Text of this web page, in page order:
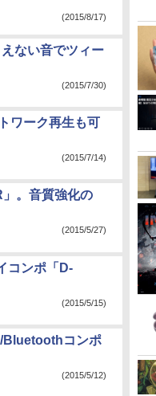
(2015/8/17)
ない音でツィー
(2015/7/30)
ワーク再生も可
(2015/7/14)
。音質強化の
(2015/5/27)
コンポ「D-
(2015/5/15)
/Bluetoothコンポ
(2015/5/12)